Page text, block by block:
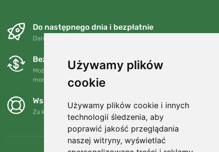
Używamy plików
cookie
Używamy plików cookie i innych
technologii śledzenia, aby
poprawić jakość przeglądania
naszej witryny, wyświetlać
Do następnego dnia i bezpłatnie
Darmowa wysyłka dla zamówień powyżej 250 PLN
Bezpłatne wymiany i zwroty
Możesz zwrócić lub wymienić swoje zamówienie w dowolnym
momencie w ciągu 90 dni.
Wspieramy Trees.org
Za każde zamówienie sadzimy drzewo! Czytaj więcej